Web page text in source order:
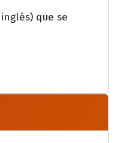
que se